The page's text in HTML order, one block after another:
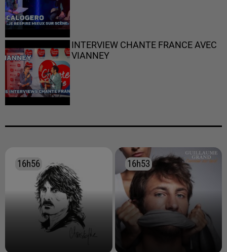
INTERVIEW CHANTE FRANCE AVEC
VIANNEY
16h56
16h56 16h53
16h53